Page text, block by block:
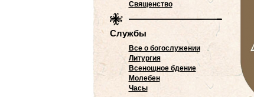
Священство
Службы
Все о богослужении
Литургия
Всенощное бдение
Молебен
Часы